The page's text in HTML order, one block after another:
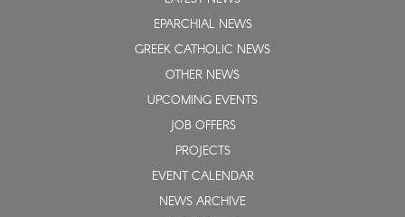
EPARCHIAL NEWS
GREEK CATHOLIC NEWS
OTHER NEWS
UPCOMING EVENTS
JOB OFFERS
PROJECTS
EVENT CALENDAR
NEWS ARCHIVE